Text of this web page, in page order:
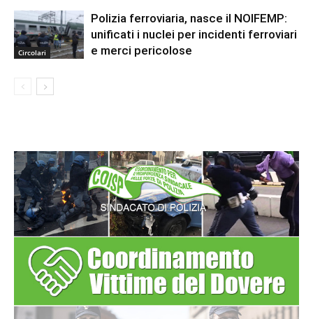
Circolari
Polizia ferroviaria, nasce il NOIFEMP:
unificati i nuclei per incidenti ferroviari
e merci pericolose